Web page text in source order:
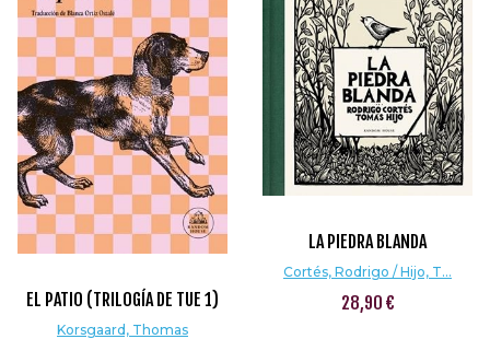
EL PATIO (TRILOGÍA DE TUE 1)
Korsgaard, Thomas
LA PIEDRA BLANDA
Cortés, Rodrigo / Hijo, T...
28,90 €